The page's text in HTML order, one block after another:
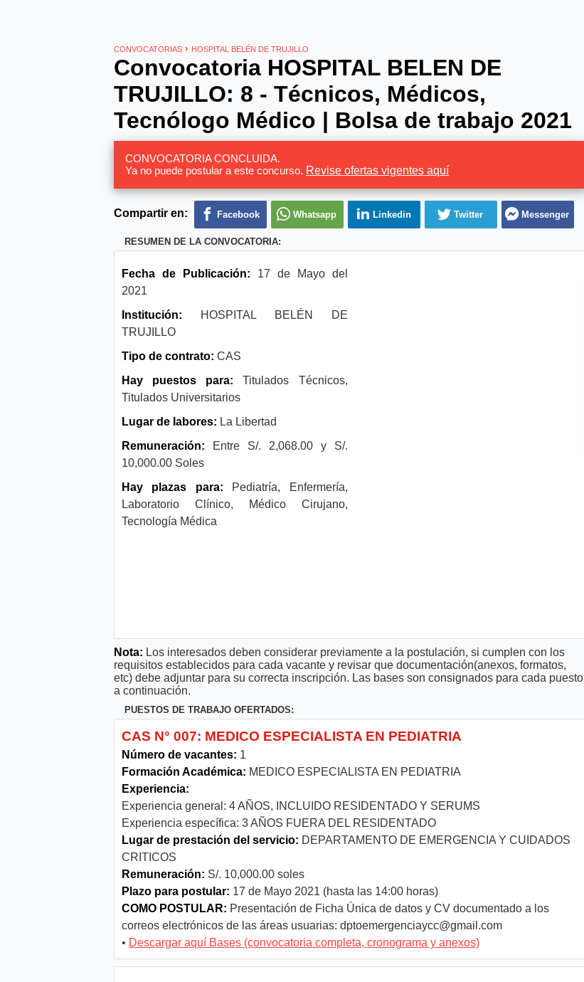
CONVOCATORIAS › HOSPITAL BELÉN DE TRUJILLO
Convocatoria HOSPITAL BELEN DE
TRUJILLO: 8 - Técnicos, Médicos,
Tecnólogo Médico | Bolsa de trabajo 2021
CONVOCATORIA CONCLUIDA.
Ya no puede postular a este concurso. Revise ofertas vigentes aquí
Compartir en: Facebook Whatsapp Linkedin Twitter Messenger
RESUMEN DE LA CONVOCATORIA:
Fecha de Publicación: 17 de Mayo del
2021
Institución: HOSPITAL BELÉN DE
TRUJILLO
Tipo de contrato: CAS
Hay puestos para:Titulados Técnicos,
Titulados Universitarios
Lugar de labores: La Libertad
Remuneración:
Entre S/. 2,068.00 y S/.
10,000.00 Soles
Hay plazas para: Pediatría, Enfermería,
Laboratorio Clínico, Médico Cirujano,
Tecnología Médica
Nota: Los interesados deben considerar previamente a la postulación, si cumplen con los
requisitos establecidos para cada vacante y revisar que documentación(anexos, formatos,
etc) debe adjuntar para su correcta inscripción. Las bases son consignados para cada puesto
a continuación.
PUESTOS DE TRABAJO OFERTADOS:
CAS N° 007: MEDICO ESPECIALISTA EN PEDIATRIA
Número de vacantes: 1
Formación Académica: MEDICO ESPECIALISTA EN PEDIATRIA
Experiencia:
Experiencia general: 4 AÑOS, INCLUIDO RESIDENTADO Y SERUMS
Experiencia específica: 3 AÑOS FUERA DEL RESIDENTADO
Lugar de prestación del servicio: DEPARTAMENTO DE EMERGENCIA Y CUIDADOS
CRITICOS
Remuneración: S/. 10,000.00 soles
Plazo para postular: 17 de Mayo 2021 (hasta las 14:00 horas)
COMO POSTULAR: Presentación de Ficha Única de datos y CV documentado a los
correos electrónicos de las áreas usuarias: dptoemergenciaycc@gmail.com
• Descargar aquí Bases (convocatoria completa, cronograma y anexos)